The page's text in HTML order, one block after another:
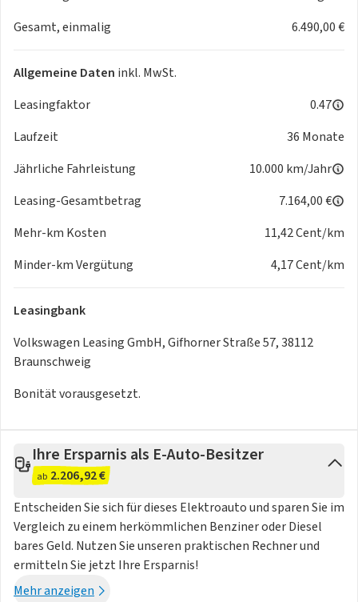
Außenlackierungen - Uni
Mondsteingrau Schwarz 12,90
Blue Dusk Metallic 18,90€
Grenadillschwarz Metallic 18,90€
Kings Red Metallic 21,90€
Schwarz
Blue Dusk Metallic Schwarz 18,90€
Gletscherweiß Metallic Schwarz 18,90€
Kings Red Metallic Schwarz 21,90€
Design-Paket 44,90 €
Exterieur Style "Silver" 10,90 €
Ausstattung Interieur
"Clever Cargo"-Paket 3,90 €
Interieurpaket 26,90 €
Interieurpaket "Plus" 56,90 €
Gesamt, einmalig
6.490,00 €
Allgemeine Daten inkl. MwSt.
Leasingfaktor
0.47
Laufzeit
36 Monate
Jährliche Fahrleistung
10.000 km/Jahr
Leasing-Gesamtbetrag
7.164,00 €
Mehr-km Kosten
11,42 Cent/km
Minder-km Vergütung
4,17 Cent/km
Leasingbank
Volkswagen Leasing GmbH, Gifhorner Straße 57, 38112
Braunschweig
Bonität vorausgesetzt.
Ihre Ersparnis als E-Auto-Besitzer
ab 2.206,92 €
Entscheiden Sie sich für dieses Elektroauto und sparen Sie im
Vergleich zu einem herkömmlichen Benziner oder Diesel
bares Geld. Nutzen Sie unseren praktischen Rechner und
ermitteln Sie jetzt Ihre Ersparnis!
Mehr anzeigen